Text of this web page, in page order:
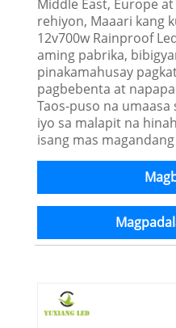
Middle East, Europe
rehiyon, Maaari kang
12v700w Rainproof
aming pabrika,
pinakamahusay
pagbebenta at
Taos-puso na
iyo sa malapit na
isang mas